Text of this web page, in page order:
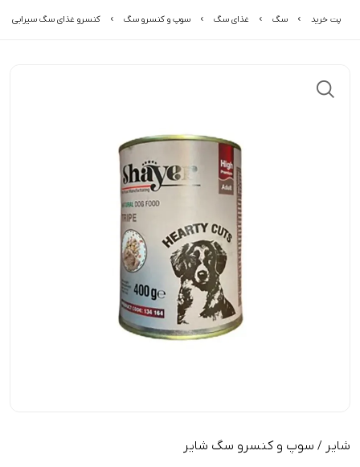
پت خرید سگ غذای سگ سوپ و کنسرو سگ کنسرو غذای سگ سیرابی
شایر / سوپ و کنسرو سگ شایر